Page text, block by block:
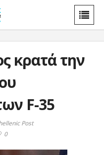
κρατά την
F-35
Post
0